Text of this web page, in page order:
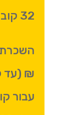
32 קוב: 3200-3400 ש"ח.
₪ (עד
עבור